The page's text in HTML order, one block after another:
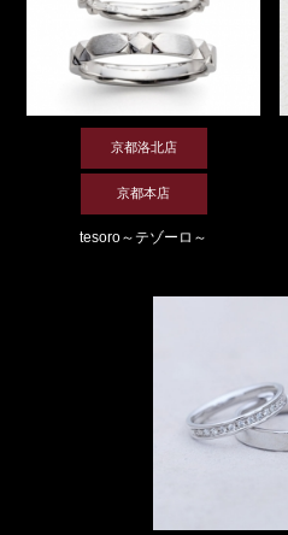
京都洛北店
京都本店
tesoro～テゾーロ～